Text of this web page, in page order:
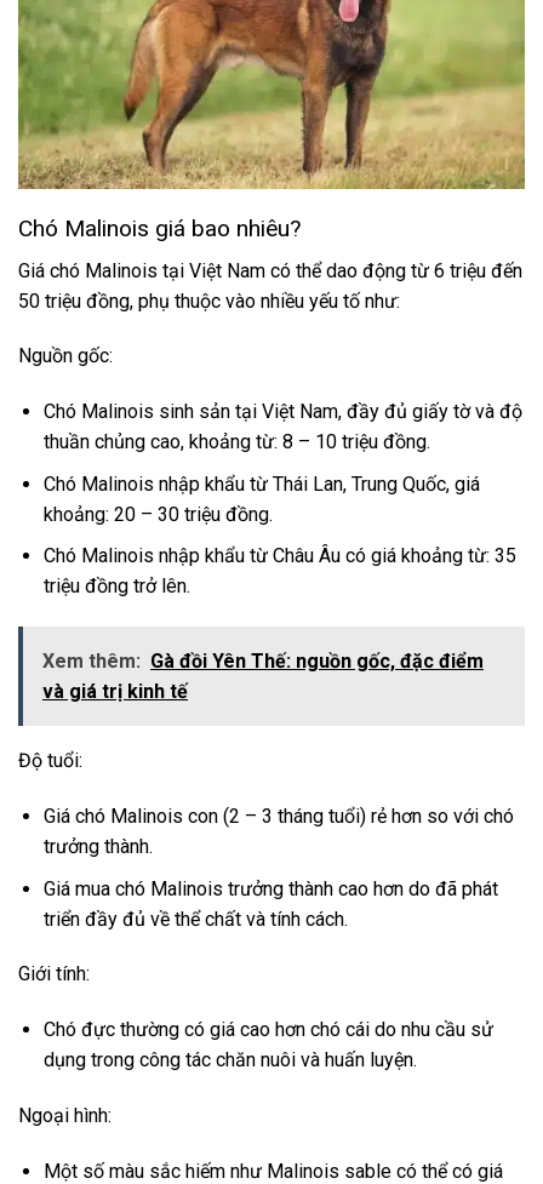
Chó Malinois giá bao nhiêu?
Giá chó Malinois tại Việt Nam có thể dao động từ 6 triệu đến
50 triệu đồng, phụ thuộc vào nhiều yếu tố như:
Nguồn gốc:
Chó Malinois sinh sản tại Việt Nam, đầy đủ giấy tờ và độ
thuần chủng cao, khoảng từ: 8 – 10 triệu đồng.
Chó Malinois nhập khẩu từ Thái Lan, Trung Quốc, giá
khoảng: 20 – 30 triệu đồng.
Chó Malinois nhập khẩu từ Châu Âu có giá khoảng từ: 35
triệu đồng trở lên.
Xem thêm: Gà đồi Yên Thế: nguồn gốc, đặc điểm
và giá trị kinh tế
Độ tuổi:
Giá chó Malinois con (2 – 3 tháng tuổi) rẻ hơn so với chó
trưởng thành.
Giá mua chó Malinois trưởng thành cao hơn do đã phát
triển đầy đủ về thể chất và tính cách.
Giới tính:
Chó đực thường có giá cao hơn chó cái do nhu cầu sử
dụng trong công tác chăn nuôi và huấn luyện.
Ngoại hình:
Một số màu sắc hiếm như Malinois sable có thể có giá